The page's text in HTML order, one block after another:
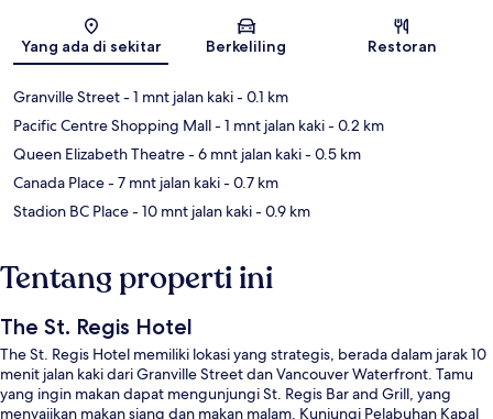
Peta
Yang ada di sekitar Berkeliling Restoran
Granville Street- 1 mnt jalan kaki- 0.1 km
Pacific Centre Shopping Mall- 1 mnt jalan kaki- 0.2 km
Queen Elizabeth Theatre- 6 mnt jalan kaki- 0.5 km
Canada Place- 7 mnt jalan kaki- 0.7 km
Stadion BC Place- 10 mnt jalan kaki- 0.9 km
Tentang properti ini
The St. Regis Hotel
The St. Regis Hotel memiliki lokasi yang strategis, berada dalam jarak 10
menit jalan kaki dari Granville Street dan Vancouver Waterfront. Tamu
yang ingin makan dapat mengunjungi St. Regis Bar and Grill, yang
menyajikan makan siang dan makan malam. Kunjungi Pelabuhan Kapal